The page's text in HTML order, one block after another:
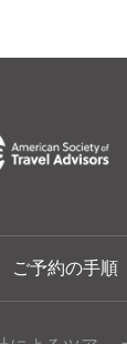
ご予約の手順